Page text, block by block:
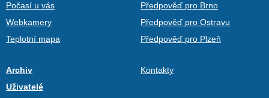
Počasí u vás
Webkamery
Teplotní mapa
Předpověď pro Brno
Předpověď pro Ostravu
Předpověď pro Plzeň
Archiv
Uživatelé
Kontakty